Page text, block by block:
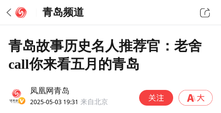
青岛频道
青岛故事历史名人推荐官：老舍
call你来看五月的青岛
凤凰网青岛
2025-05-03 19:31 来自北京